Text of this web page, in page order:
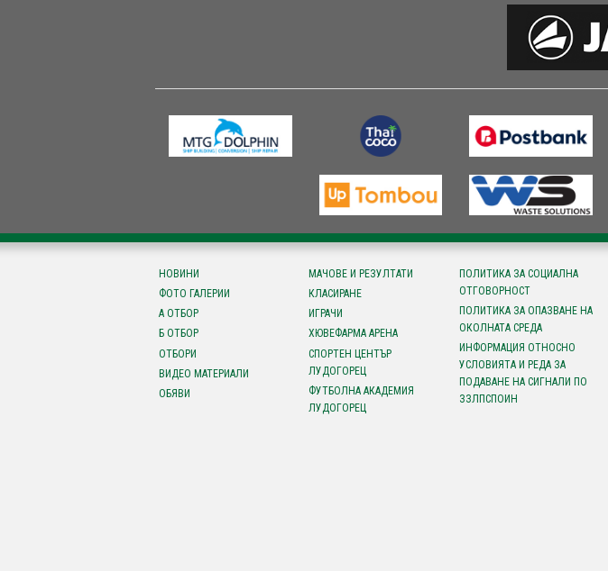
НОВИНИ
ФОТО ГАЛЕРИИ
А ОТБОР
Б ОТБОР
ОТБОРИ
ВИДЕО МАТЕРИАЛИ
ОБЯВИ
МАЧОВЕ И РЕЗУЛТАТИ
КЛАСИРАНЕ
ИГРАЧИ
ХЮВЕФАРМА АРЕНА
СПОРТЕН ЦЕНТЪР
ЛУДОГОРЕЦ
ФУТБОЛНА АКАДЕМИЯ
ЛУДОГОРЕЦ
ПОЛИТИКА ЗА СОЦИАЛНА
ОТГОВОРНОСТ
ПОЛИТИКА ЗА ОПАЗВАНЕ НА
ОКОЛНАТА СРЕДА
ИНФОРМАЦИЯ ОТНОСНО
УСЛОВИЯТА И РЕДА ЗА
ПОДАВАНЕ НА СИГНАЛИ ПО
ЗЗЛПСПОИН